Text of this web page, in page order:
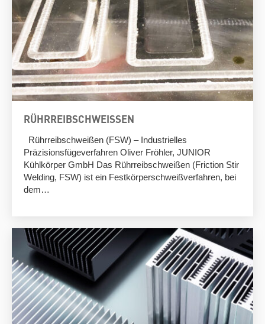
RÜHRREIBSCHWEISSEN
Rührreibschweißen (FSW) – Industrielles
Präzisionsfügeverfahren Oliver Fröhler, JUNIOR
Kühlkörper GmbH Das Rührreibschweißen (Friction Stir
Welding, FSW) ist ein Festkörperschweißverfahren, bei
dem…